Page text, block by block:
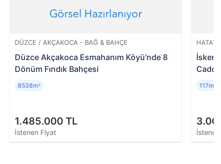
DÜZCE / AKÇAKOCA - BAĞ & BAHÇE
Düzce Akçakoca Esmahanım Köyü'nde 8
Dönüm Fındık Bahçesi
1.485.000 TL
İstenen Fiyat
8538m²
HATAY
117m